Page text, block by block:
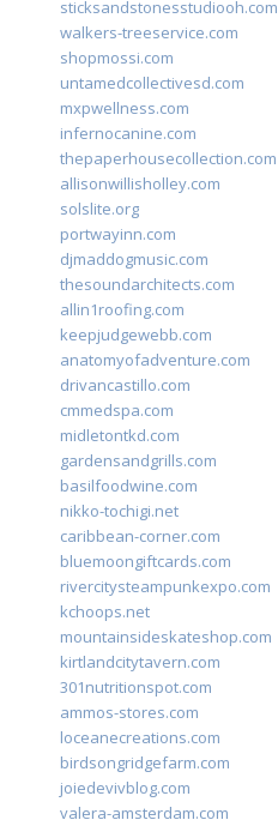
sticksandstonesstudiooh.com
walkers-treeservice.com
shopmossi.com
untamedcollectivesd.com
mxpwellness.com
infernocanine.com
thepaperhousecollection.com
allisonwillisholley.com
solslite.org
portwayinn.com
djmaddogmusic.com
thesoundarchitects.com
allin1roofing.com
keepjudgewebb.com
anatomyofadventure.com
drivancastillo.com
cmmedspa.com
midletontkd.com
gardensandgrills.com
basilfoodwine.com
nikko-tochigi.net
caribbean-corner.com
bluemoongiftcards.com
rivercitysteampunkexpo.com
kchoops.net
mountainsideskateshop.com
kirtlandcitytavern.com
301nutritionspot.com
ammos-stores.com
loceanecreations.com
birdsongridgefarm.com
joiedevivblog.com
valera-amsterdam.com